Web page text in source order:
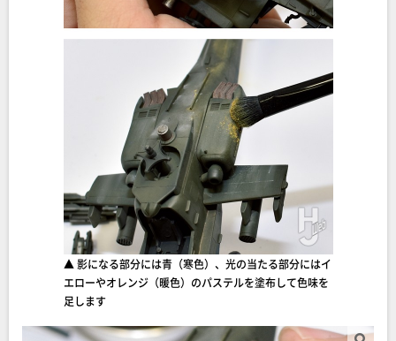
▲ 影になる部分には青（寒色）、光の当たる部分にはイ
エローやオレンジ（暖色）のパステルを塗布して色味を
足します